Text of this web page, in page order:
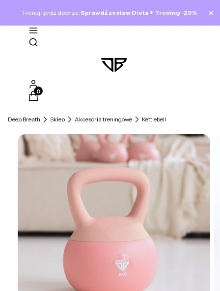
Trenuj i jedz dobrze.Sprawdź zestaw Dieta + Trening -20% ×
Otwórz wyszukiwarkę
Produkty w koszyku: 0. Zobacz szczegóły
Deep Breath Sklep Akcesoria treningowe Kettlebell